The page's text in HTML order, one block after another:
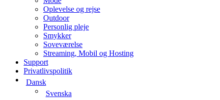
Oplevelse og rejse
Outdoor
Personlig pleje
Smykker
Soveværelse
Streaming, Mobil og Hosting
Support
Privatlivspolitik
Dansk
Svenska